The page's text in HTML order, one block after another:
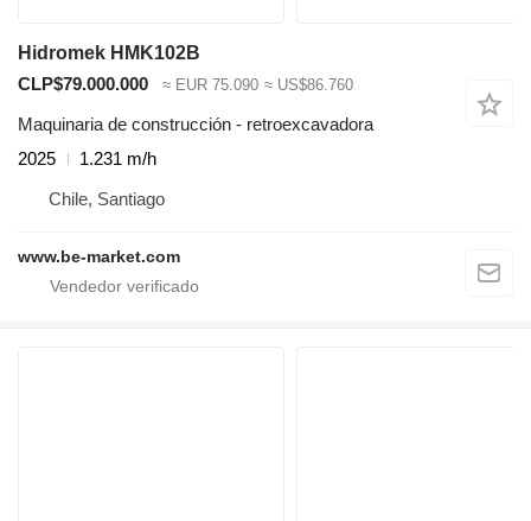
Hidromek HMK102B
CLP$79.000.000
≈ EUR 75.090 ≈ US$86.760
Maquinaria de construcción - retroexcavadora
2025
1.231 m/h
Chile, Santiago
www.be-market.com